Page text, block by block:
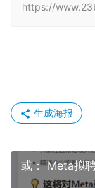
https://
生成海报
或： Meta拟